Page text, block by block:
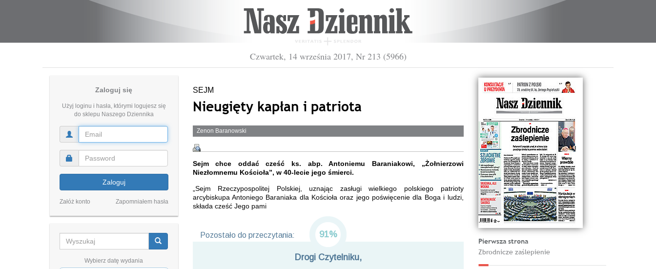
Czwartek, 14 września 2017, Nr 213 (5966)
Zaloguj się
Użyj loginu i hasła, którymi logujesz się
do sklepu Naszego Dziennika
Zaloguj
Załóż konto Zapomniałem hasła
Wybierz datę wydania
SEJM
Nieugięty kapłan i patriota
Zenon Baranowski
Sejm chce oddać cześć ks. abp. Antoniemu Baraniakowi, „Żołnierzowi
Niezłomnemu Kościoła”, w 40-lecie jego śmierci.
„Sejm Rzeczypospolitej Polskiej, uznając zasługi wielkiego polskiego patrioty
arcybiskupa Antoniego Baraniaka dla Kościoła oraz jego poświęcenie dla Boga i ludzi,
składa cześć Jego pami
Pozostało do przeczytania: 91%
Drogi Czytelniku,
Pierwsza strona
Zbrodnicze zaślepienie